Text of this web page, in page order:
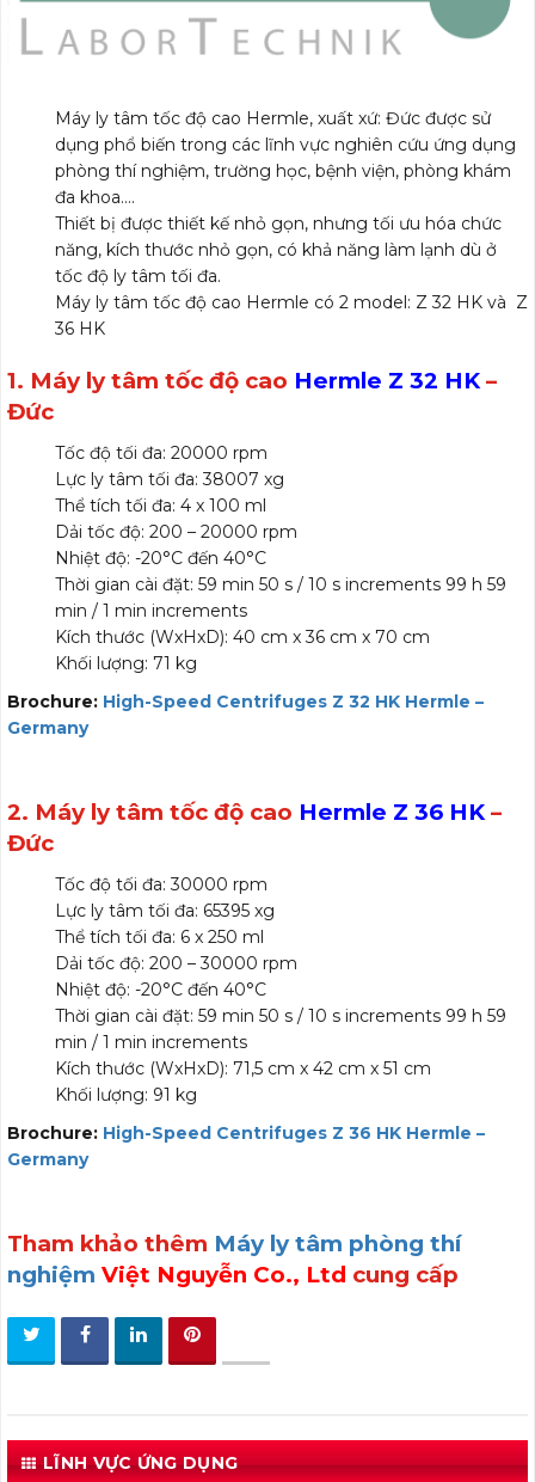
Máy ly tâm tốc độ cao Hermle, xuất xứ: Đức được sử
dụng phổ biến trong các lĩnh vực nghiên cứu ứng dụng
phòng thí nghiệm, trường học, bệnh viện, phòng khám
đa khoa….
Thiết bị được thiết kế nhỏ gọn, nhưng tối ưu hóa chức
năng, kích thước nhỏ gọn, có khả năng làm lạnh dù ở
tốc độ ly tâm tối đa.
Máy ly tâm tốc độ cao Hermle có 2 model: Z 32 HK và Z
36 HK
1. Máy ly tâm tốc độ cao Hermle Z 32 HK –
Đức
Tốc độ tối đa: 20000 rpm
Lực ly tâm tối đa: 38007 xg
Thể tích tối đa: 4 x 100 ml
Dải tốc độ: 200 – 20000 rpm
Nhiệt độ: -20°C đến 40°C
Thời gian cài đặt: 59 min 50 s / 10 s increments 99 h 59
min / 1 min increments
Kích thước (WxHxD): 40 cm x 36 cm x 70 cm
Khối lượng: 71 kg
Brochure: High-Speed Centrifuges Z 32 HK Hermle –
Germany
2. Máy ly tâm tốc độ cao Hermle Z 36 HK –
Đức
Tốc độ tối đa: 30000 rpm
Lực ly tâm tối đa: 65395 xg
Thể tích tối đa: 6 x 250 ml
Dải tốc độ: 200 – 30000 rpm
Nhiệt độ: -20°C đến 40°C
Thời gian cài đặt: 59 min 50 s / 10 s increments 99 h 59
min / 1 min increments
Kích thước (WxHxD): 71,5 cm x 42 cm x 51 cm
Khối lượng: 91 kg
Brochure: High-Speed Centrifuges Z 36 HK Hermle –
Germany
Tham khảo thêm Máy ly tâm phòng thí
nghiệm Việt Nguyễn Co., Ltd cung cấp
LĨNH VỰC ỨNG DỤNG